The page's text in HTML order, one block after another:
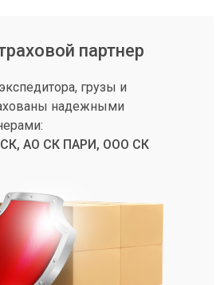
партнер
грузы и
надежными
АО СК ПАРИ, ООО СК